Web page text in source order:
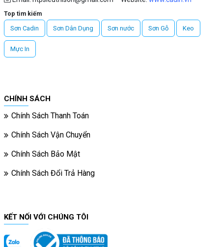
Top tìm kiếm
Sơn Cadin
Sơn Dân Dụng Sơn nước Sơn Gỗ Keo
Mực In
CHÍNH SÁCH
Chính Sách Thanh Toán
Chính Sách Vận Chuyển
Chính Sách Bảo Mật
Chính Sách Đổi Trả Hàng
KẾT NỐI VỚI CHÚNG TÔI